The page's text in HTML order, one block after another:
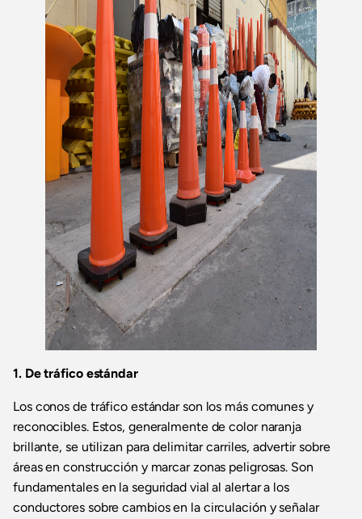
1. De tráfico estándar
Los conos de tráfico estándar son los más comunes y
reconocibles. Estos, generalmente de color naranja
brillante, se utilizan para delimitar carriles, advertir sobre
áreas en construcción y marcar zonas peligrosas. Son
fundamentales en la seguridad vial al alertar a los
conductores sobre cambios en la circulación y señalar